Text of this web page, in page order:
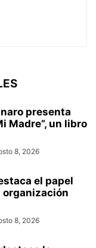
presenta
Madre”, un libro
8, 2026
el papel
8, 2026